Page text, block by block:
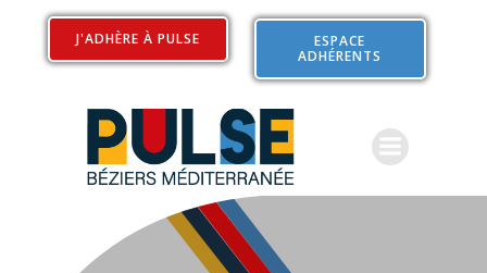
Aller
contenu
J'ADHÈRE À PULSE
ESPACE
ADHÉRENTS